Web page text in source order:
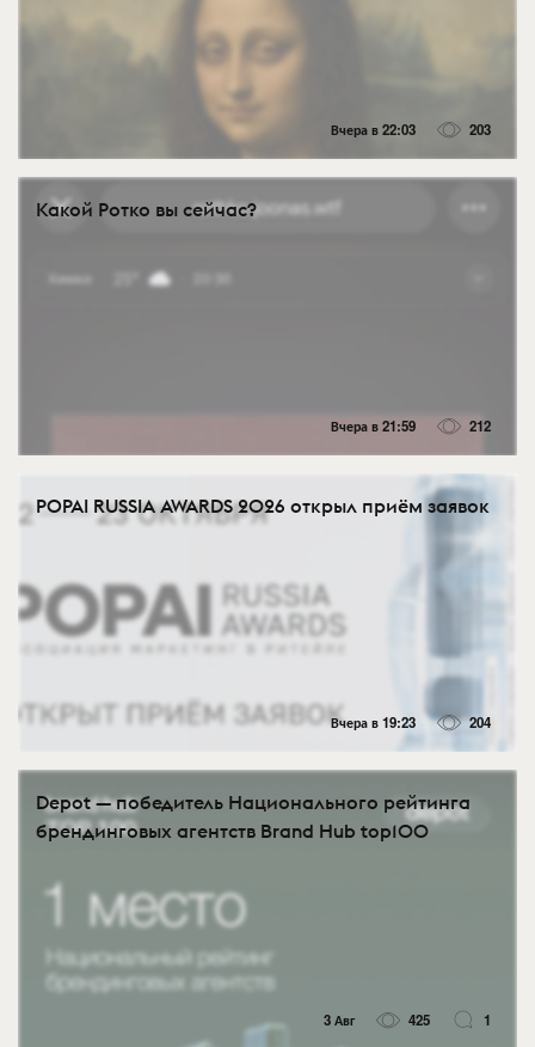
Вчера в 22:03 203
Какой Ротко вы сейчас?
Вчера в 21:59 212
POPAI RUSSIA AWARDS 2026 открыл приём заявок
Вчера в 19:23 204
Depot — победитель Национального рейтинга
брендинговых агентств Brand Hub top100
3 Авг 425 1